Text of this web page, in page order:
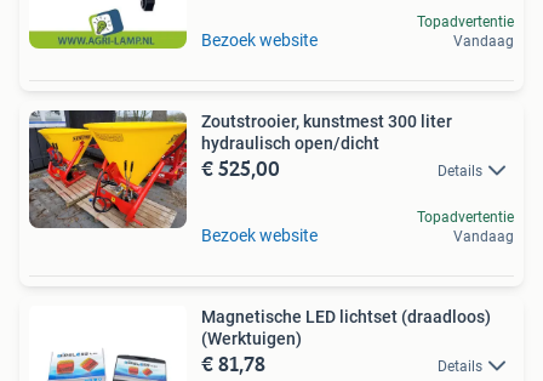
Bezoek website
Topadvertentie
Vandaag
Zoutstrooier, kunstmest 300 liter
hydraulisch open/dicht
€ 525,00 Details
Bezoek website
Topadvertentie
Vandaag
Magnetische LED lichtset (draadloos)
(Werktuigen)
€ 81,78 Details